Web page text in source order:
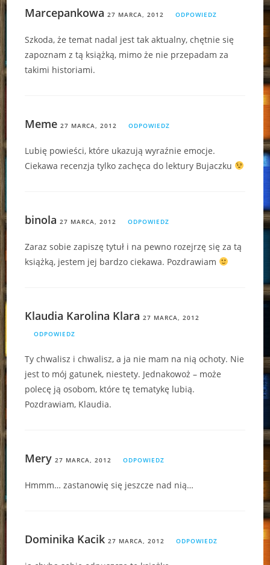
Marcepankowa 27 MARCA, 2012 ODPOWIEDZ
Szkoda, że temat nadal jest tak aktualny, chętnie się
zapoznam z tą książką, mimo że nie przepadam za
takimi historiami.
Meme 27 MARCA, 2012 ODPOWIEDZ
Lubię powieści, które ukazują wyraźnie emocje.
Ciekawa recenzja tylko zachęca do lektury Bujaczku
binola 27 MARCA, 2012 ODPOWIEDZ
Zaraz sobie zapiszę tytuł i na pewno rozejrzę się za tą
książką, jestem jej bardzo ciekawa. Pozdrawiam
Klaudia Karolina Klara 27 MARCA, 2012
ODPOWIEDZ
Ty chwalisz i chwalisz, a ja nie mam na nią ochoty. Nie
jest to mój gatunek, niestety. Jednakowoż – może
polecę ją osobom, które tę tematykę lubią.
Pozdrawiam, Klaudia.
Mery 27 MARCA, 2012 ODPOWIEDZ
Hmmm… zastanowię się jeszcze nad nią…
Dominika Kacik 27 MARCA, 2012 ODPOWIEDZ